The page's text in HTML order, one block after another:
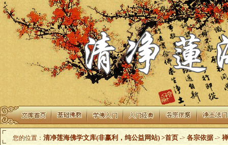
您的位置： 清净莲海佛学文库(非赢利，纯公益网站) >首页 -> 各宗依据 ->